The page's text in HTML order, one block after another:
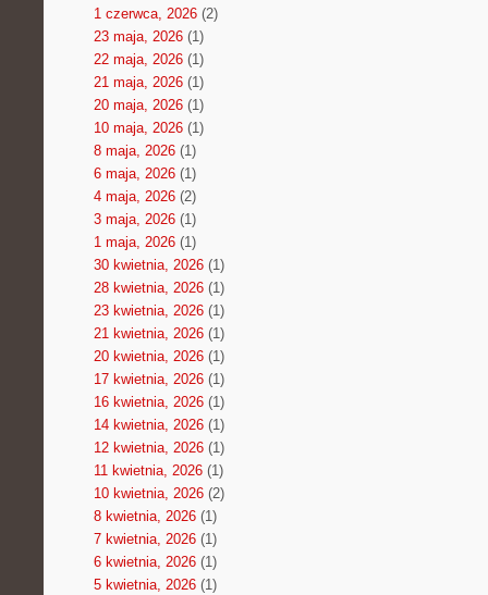
1 czerwca, 2026(2)
23 maja, 2026(1)
22 maja, 2026(1)
21 maja, 2026(1)
20 maja, 2026(1)
10 maja, 2026(1)
8 maja, 2026(1)
6 maja, 2026(1)
4 maja, 2026(2)
3 maja, 2026(1)
1 maja, 2026(1)
30 kwietnia, 2026(1)
28 kwietnia, 2026(1)
23 kwietnia, 2026(1)
21 kwietnia, 2026(1)
20 kwietnia, 2026(1)
17 kwietnia, 2026(1)
16 kwietnia, 2026(1)
14 kwietnia, 2026(1)
12 kwietnia, 2026(1)
11 kwietnia, 2026(1)
10 kwietnia, 2026(2)
8 kwietnia, 2026(1)
7 kwietnia, 2026(1)
6 kwietnia, 2026(1)
5 kwietnia, 2026(1)